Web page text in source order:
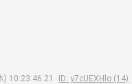
10:23:46.21
ID: y7cUEXHlo (14)